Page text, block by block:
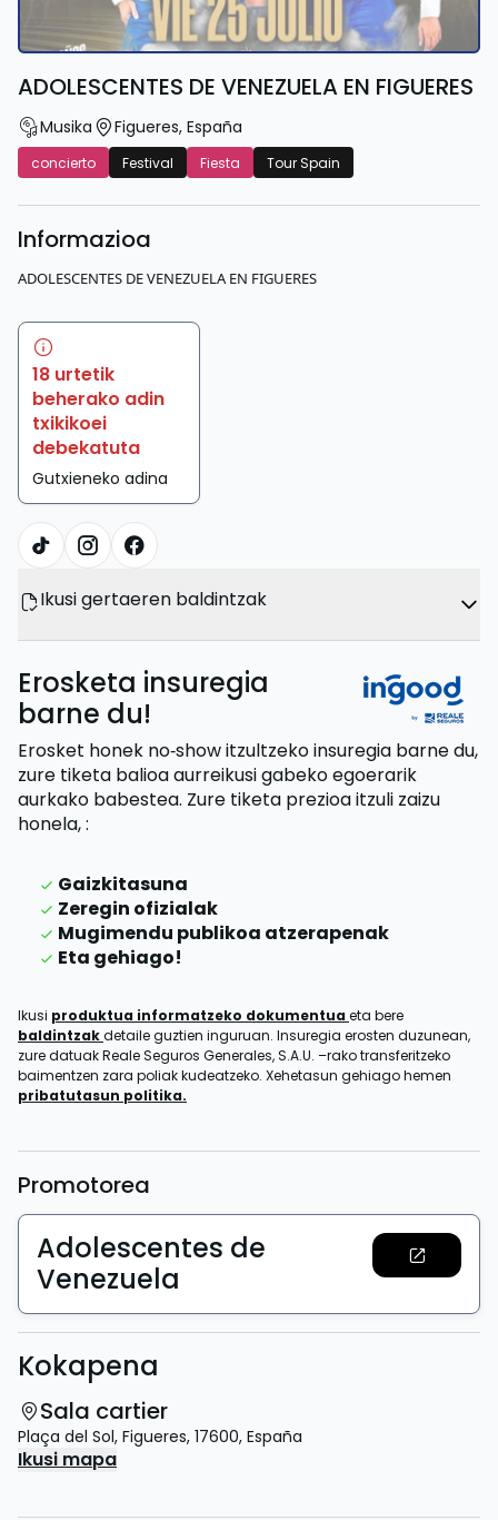
ADOLESCENTES DE VENEZUELA EN FIGUERES
Musika Figueres, España
concierto Festival Fiesta Tour Spain
Informazioa
ADOLESCENTES DE VENEZUELA EN FIGUERES
18 urtetik
beherako adin
txikikoei
debekatuta
Gutxieneko adina
Ikusi gertaeren baldintzak
Erosketa insuregia
barne du!
Erosket honek no‑show itzultzeko insuregia barne du,
zure tiketa balioa aurreikusi gabeko egoerarik
aurkako babestea. Zure tiketa prezioa itzuli zaizu
honela,:
Gaizkitasuna
Zeregin ofizialak
Mugimendu publikoa atzerapenak
Eta gehiago!
Ikusi produktua informatzeko dokumentua eta bere
baldintzakdetaile guztien inguruan. Insuregia erosten duzunean,
zure datuak Reale Seguros Generales, S.A.U. –rako transferitzeko
baimentzen zara poliak kudeatzeko. Xehetasun gehiago hemen
pribatutasun politika.
Promotorea
Adolescentes de
Venezuela
Kokapena
Sala cartier
Plaça del Sol, Figueres, 17600, España
Ikusi mapa